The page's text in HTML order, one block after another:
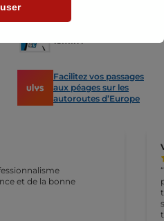
15min !
Facilitez vos passages
aux péages sur les
autoroutes d’Europe
et de la bonne